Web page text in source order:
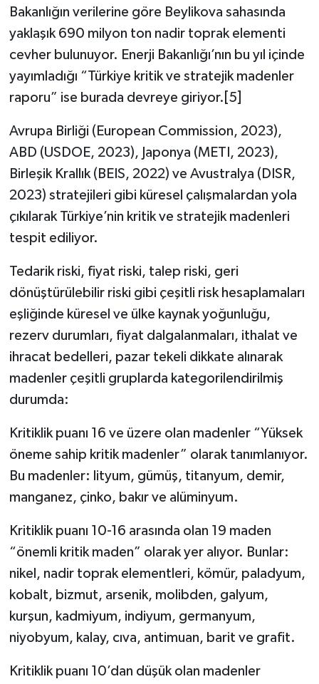
Bakanlığın verilerine göre Beylikova sahasında
yaklaşık 690 milyon ton nadir toprak elementi
cevher bulunuyor. Enerji Bakanlığı’nın bu yıl içinde
yayımladığı “Türkiye kritik ve stratejik madenler
raporu” ise burada devreye giriyor.[5]
Avrupa Birliği (European Commission, 2023),
ABD (USDOE, 2023), Japonya (METI, 2023),
Birleşik Krallık (BEIS, 2022) ve Avustralya (DISR,
2023) stratejileri gibi küresel çalışmalardan yola
çıkılarak Türkiye’nin kritik ve stratejik madenleri
tespit ediliyor.
Tedarik riski, fiyat riski, talep riski, geri
dönüştürülebilir riski gibi çeşitli risk hesaplamaları
eşliğinde küresel ve ülke kaynak yoğunluğu,
rezerv durumları, fiyat dalgalanmaları, ithalat ve
ihracat bedelleri, pazar tekeli dikkate alınarak
madenler çeşitli gruplarda kategorilendirilmiş
durumda:
Kritiklik puanı 16 ve üzere olan madenler “Yüksek
öneme sahip kritik madenler” olarak tanımlanıyor.
Bu madenler: lityum, gümüş, titanyum, demir,
manganez, çinko, bakır ve alüminyum.
Kritiklik puanı 10-16 arasında olan 19 maden
“önemli kritik maden” olarak yer alıyor. Bunlar:
nikel, nadir toprak elementleri, kömür, paladyum,
kobalt, bizmut, arsenik, molibden, galyum,
kurşun, kadmiyum, indiyum, germanyum,
niyobyum, kalay, cıva, antimuan, barit ve grafit.
Kritiklik puanı 10’dan düşük olan madenler